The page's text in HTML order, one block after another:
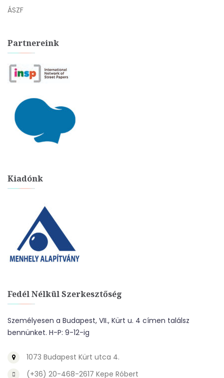
ÁSZF
Partnereink
Kiadónk
Fedél Nélkül Szerkesztőség
Személyesen a Budapest, VII., Kürt u. 4 címen találsz
bennünket. H-P: 9-12-ig
1073 Budapest Kürt utca 4.
(+36) 20-468-2617 Kepe Róbert